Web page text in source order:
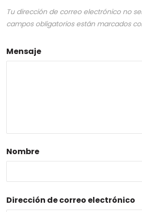
Tu dirección de correo electrónico no
campos obligatorios están marcados
Mensaje
Nombre
Dirección de correo electrónico